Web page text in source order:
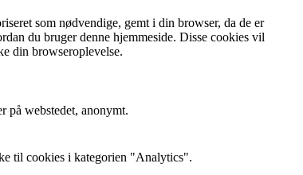
som nødvendige, gemt i din browser, da de er
du bruger denne hjemmeside. Disse cookies vil
din browseroplevelse.
på webstedet, anonymt.
til cookies i kategorien "Analytics".